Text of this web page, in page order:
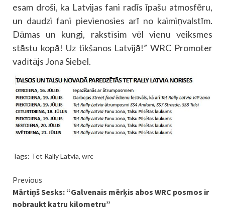
esam droši, ka Latvijas fani radīs īpašu atmosfēru,
un daudzi fani pievienosies arī no kaimiņvalstīm.
Dāmas un kungi, rakstīsim vēl vienu veiksmes
stāstu kopā! Uz tikšanos Latvijā!” WRC Promoter
vadītājs Jona Siebel.
Tags: Tet Rally Latvia, wrc
Continue
Reading
Previous
Mārtiņš Sesks: “Galvenais mērķis abos WRC posmos ir
nobraukt katru kilometru”